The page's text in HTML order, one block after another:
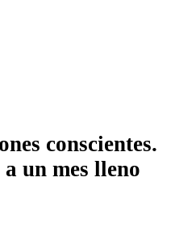
conscientes.
un mes lleno